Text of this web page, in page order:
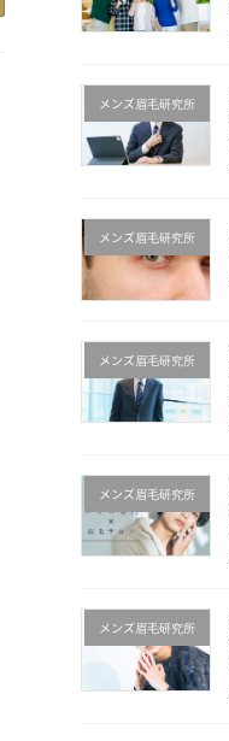
メンズ眉毛研究所
メンズ眉毛研究所
メンズ眉毛研究所
メンズ眉毛研究所
メンズ眉毛研究所